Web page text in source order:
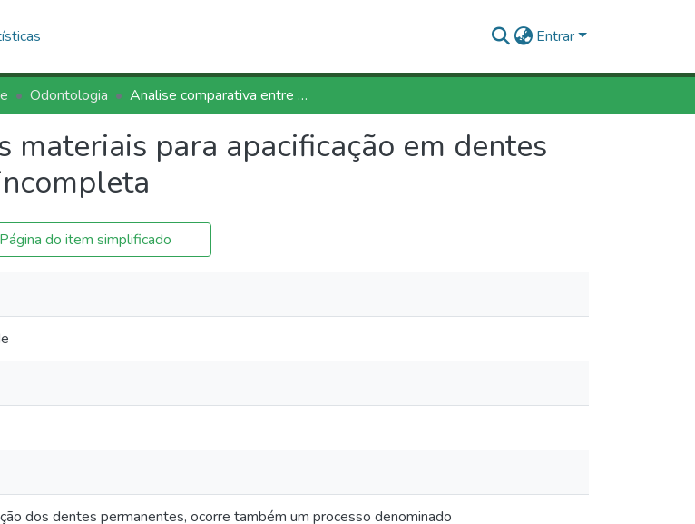
Entrar
Odontologia Analise comparativa entre dois materiais para apacificação em dentes permanentes com rizogênese incompleta
para apacificação em dentes
Página do item simplificado
dos dentes permanentes, ocorre também um processo denominado